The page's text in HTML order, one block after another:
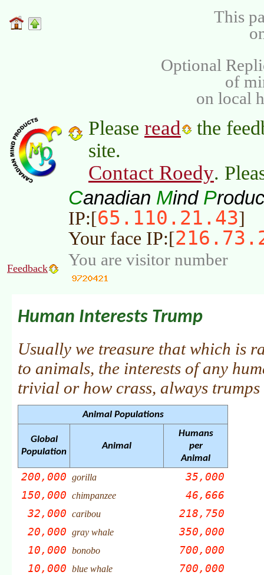
This
Optional
of
on local
Please read
the
site.
Contact Roedy.
Canadian Mind P
IP:[65.110.21.43]
Your face IP:[
Feedback You are visitor number